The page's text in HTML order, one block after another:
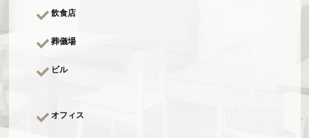
飲食店
葬儀場
ビル
オフィス